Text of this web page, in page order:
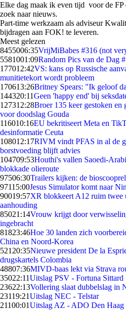
Elke dag maak ik even tijd voor de FP
zoek naar nieuws.
Part-time werkzaam als adviseur
bijdragen aan FOK! te leveren.
Meest gelezen
8455006:35VrijMiBabes #316 (not
5581001:09Random Pics van de Dag
177012:42VS: kans op Russische
munitietekort wordt probleem
170613:26Britney Spears: "Ik geloof
144320:11Geen 'happy end' bij
127312:28Broer 135 keer gestoken en
voor doodslag Gouda
116010:16EU bekritiseert Meta en
desinformatie Ceuta
108012:17RIVM vindt PFAS in al de
borstvoeding blijft advies
104709:53Houthi's vallen Saoedi-
blokkade olieroute
97506:30Trailers kijken: de
97115:00Jesus Simulator komt naar
90019:57XR blokkeert A12 ruim twee
aanhouding
85021:14Vrouw krijgt door
ingebracht
81823:46Hoe 30 landen zich
China en Noord-Korea
521 20:35Nieuwe president De la
drugskartels Colombia
48807:36MIVD-baas lekt via Strava
35022:11Uitslag PSV - Fortuna Sittard
23622:13Vollering slaat dubbelslag in
23119:21Uitslag NEC - Telstar
21100:01Uitslag AZ - ADO Den Haag